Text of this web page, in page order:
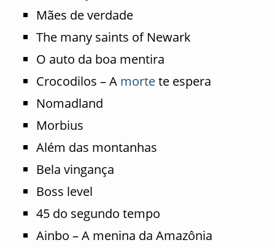
Mães de verdade
The many saints of Newark
O auto da boa mentira
Crocodilos – A mortete espera
Nomadland
Morbius
Além das montanhas
Bela vingança
Boss level
45 do segundo tempo
Ainbo – A menina da Amazônia